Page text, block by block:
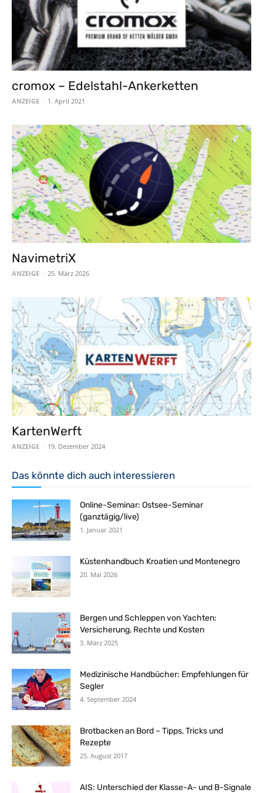
cromox – Edelstahl-Ankerketten
ANZEIGE - 1. April 2021
NavimetriX
ANZEIGE - 25. März 2026
KartenWerft
ANZEIGE - 19. Dezember 2024
Das könnte dich auch interessieren
Online-Seminar: Ostsee-Seminar
(ganztägig/live)
1. Januar 2021
Küstenhandbuch Kroatien und Montenegro
20. Mai 2026
Bergen und Schleppen von Yachten:
Versicherung, Rechte und Kosten
3. März 2025
Medizinische Handbücher: Empfehlungen für
Segler
4. September 2024
Brotbacken an Bord – Tipps, Tricks und
Rezepte
25. August 2017
AIS: Unterschied der Klasse-A- und B-Signale